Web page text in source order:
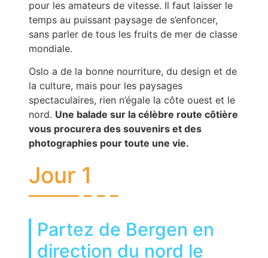
pour les amateurs de vitesse. Il faut laisser le
temps au puissant paysage de s’enfoncer,
sans parler de tous les fruits de mer de classe
mondiale.
Oslo a de la bonne nourriture, du design et de
la culture, mais pour les paysages
spectaculaires, rien n’égale la côte ouest et le
nord. Une balade sur la célèbre route côtière
vous procurera des souvenirs et des
photographies pour toute une vie.
Jour 1
Partez de Bergen en
direction du nord le